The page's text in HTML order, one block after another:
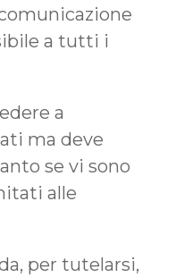
a tutti i
a
ma deve
se vi sono
alle
per tutelarsi,